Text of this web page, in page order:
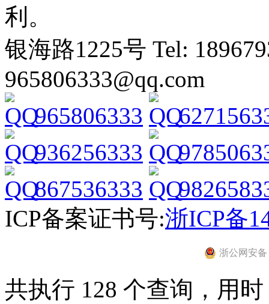
利。
银海路1225号 Tel:
965806333@qq.com
965806333
936256333
867536333
ICP备案证书号:浙ICP备
浙公网安备
共执行 128 个查询，用